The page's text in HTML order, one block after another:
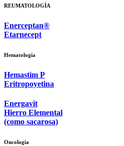
REUMATOLOGÍA
Enerceptan®
Etarnecept
Hematología
Hemastim P
Eritropoyetina
Energavit
Hierro Elemental
(como sacarosa)
Oncología